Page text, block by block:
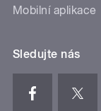
Mobilní aplikace
Sledujte nás